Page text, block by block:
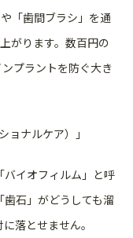
「歯間ブラシ」を通
がります。数百円の
プラントを防ぐ大き
ナルケア）」
バイオフィルム」と呼
石」がどうしても溜
落とせません。